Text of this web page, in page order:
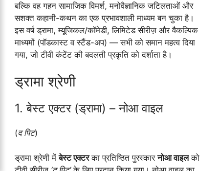
बल्कि वह गहन सामाजिक विमर्श, मनोवैज्ञानिक जटिलताओं और
सशक्त कहानी-कथन का एक प्रभावशाली माध्यम बन चुका है।
इस वर्ष ड्रामा, म्यूजिकल/कॉमेडी, लिमिटेड सीरीज़ और वैकल्पिक
माध्यमों (पॉडकास्ट व स्टैंड-अप) — सभी को समान महत्व दिया
गया, जो टीवी कंटेंट की बदलती प्रकृति को दर्शाता है।
ड्रामा श्रेणी
1. बेस्ट एक्टर (ड्रामा) – नोआ वाइल
(द पिट)
ड्रामा श्रेणी मेंबेस्ट एक्टरका प्रतिष्ठित पुरस्कारनोआ वाइलको